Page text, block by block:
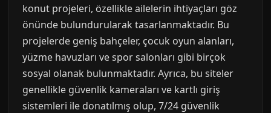
konut projeleri, özellikle ailelerin ihtiyaçları göz
önünde bulundurularak tasarlanmaktadır. Bu
projelerde geniş bahçeler, çocuk oyun alanları,
yüzme havuzları ve spor salonları gibi birçok
sosyal olanak bulunmaktadır. Ayrıca, bu siteler
genellikle güvenlik kameraları ve kartlı giriş
sistemleri ile donatılmış olup, 7/24 güvenlik